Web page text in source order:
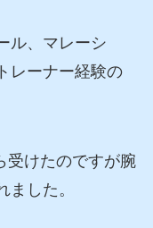
ル、マレーシ
レーナー経験の
受けたのですが腕
した。